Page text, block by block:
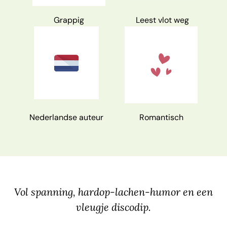
Grappig Leest vlot weg
Nederlandse auteur Romantisch
Vol spanning, hardop-lachen-humor en een
vleugje discodip.